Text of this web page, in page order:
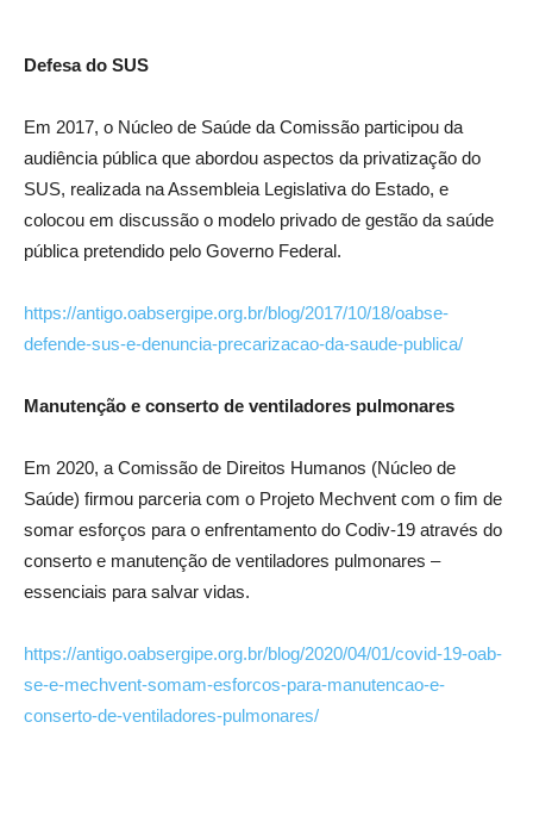
Defesa do SUS
Em 2017, o Núcleo de Saúde da Comissão participou da
audiência pública que abordou aspectos da privatização do
SUS, realizada na Assembleia Legislativa do Estado, e
colocou em discussão o modelo privado de gestão da saúde
pública pretendido pelo Governo Federal.
https://antigo.oabsergipe.org.br/blog/2017/10/18/oabse-
defende-sus-e-denuncia-precarizacao-da-saude-publica/
Manutenção e conserto de ventiladores pulmonares
Em 2020, a Comissão de Direitos Humanos (Núcleo de
Saúde) firmou parceria com o Projeto Mechvent com o fim de
somar esforços para o enfrentamento do Codiv-19 através do
conserto e manutenção de ventiladores pulmonares –
essenciais para salvar vidas.
https://antigo.oabsergipe.org.br/blog/2020/04/01/covid-19-oab-
se-e-mechvent-somam-esforcos-para-manutencao-e-
conserto-de-ventiladores-pulmonares/